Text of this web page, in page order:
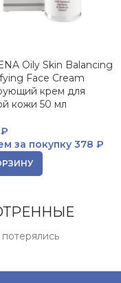
Oily Skin Balancing
Face Cream
крем для
кожи 50 мл
₽
за покупку 378 ₽